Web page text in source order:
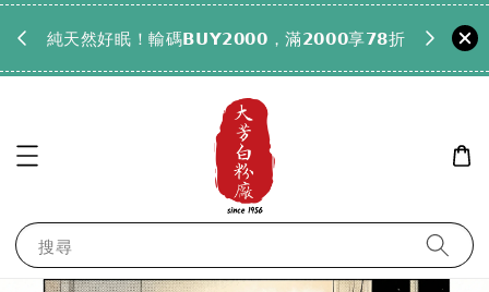
純天然好眠！輸碼𝗕𝗨𝗬𝟮𝟬𝟬𝟬，滿𝟮𝟬𝟬𝟬享𝟳𝟴折
搜尋